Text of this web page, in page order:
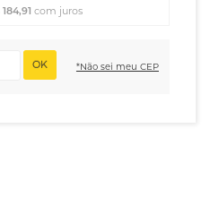
com juros
OK *Não sei meu CEP